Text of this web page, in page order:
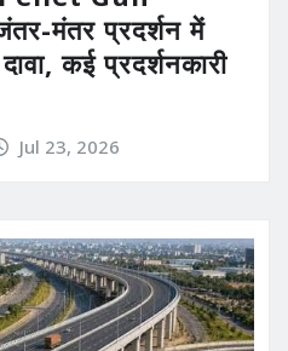
मंतर प्रदर्शन में
कई प्रदर्शनकारी
Jul 23, 2026